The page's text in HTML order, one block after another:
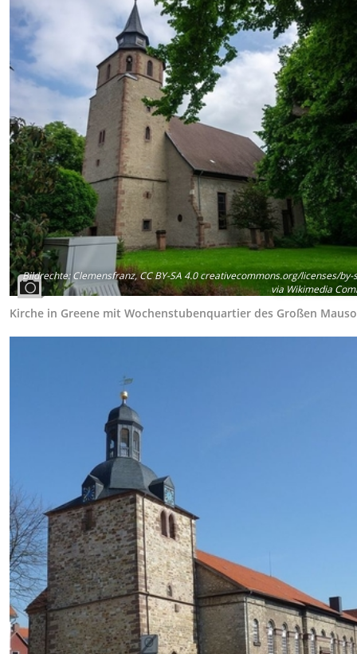
Bildrechte:Clemensfranz, CC BY-SA 4.0 creativecommons.org/licenses/by-
via Wikimedia
Kirche in Greene mit Wochenstubenquartier des Großen